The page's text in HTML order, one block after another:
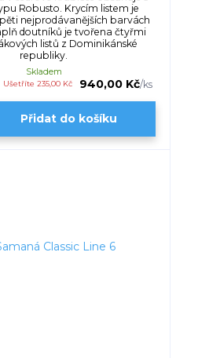
Robusto. Krycím listem je
nejprodávanějších barvách
doutníků je tvořena čtyřmi
listů z Dominikánské
republiky.
Ušetříte 235,00 Kč 940,00 Kč/ks
Skladem
Přidat do košíku